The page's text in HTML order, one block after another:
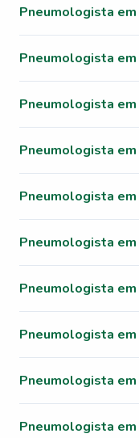
Pneumologista
Pneumologista
Pneumologista em
Pneumologista em
Pneumologista em
Pneumologista em
Pneumologista
Pneumologista em
Pneumologista em
Pneumologista em